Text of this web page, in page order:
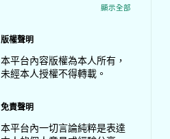
顯示全部
版權聲明
本平台內容版權為本人所有，
未經本人授權不得轉載。
免責聲明
本平台內一切言論純粹是表達